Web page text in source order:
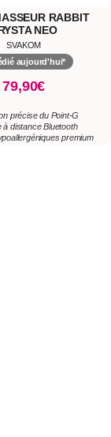
RABBIT
NEO
SVAKOM
aujourd'hui*
79,90€
précise du Point-G
à distance Bluetooth
premium